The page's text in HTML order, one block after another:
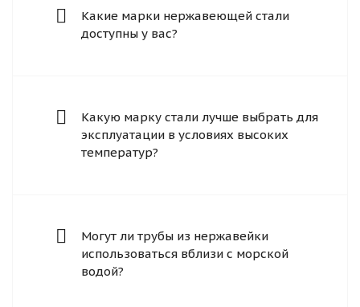
Какие марки нержавеющей стали
доступны у вас?
Какую марку стали лучше выбрать для
эксплуатации в условиях высоких
температур?
Могут ли трубы из нержавейки
использоваться вблизи с морской
водой?